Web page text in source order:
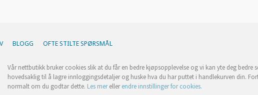
BLOGG OFTE STILTE SPØRSMÅL
Vår nettbutikk bruker cookies slik at du får en bedre kjøpsopplevelse og vi kan yte deg bedre
hovedsaklig til å lagre innloggingsdetaljer og huske hva du har puttet i handlekurven din.
normalt om du godtar dette. Les merellerendre innstillinger for cookies.